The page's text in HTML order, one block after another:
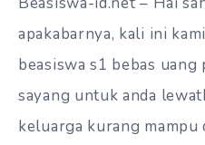
apakabarnya, kali ini
beasiswa s1 bebas
sayang untuk anda
keluarga kurang